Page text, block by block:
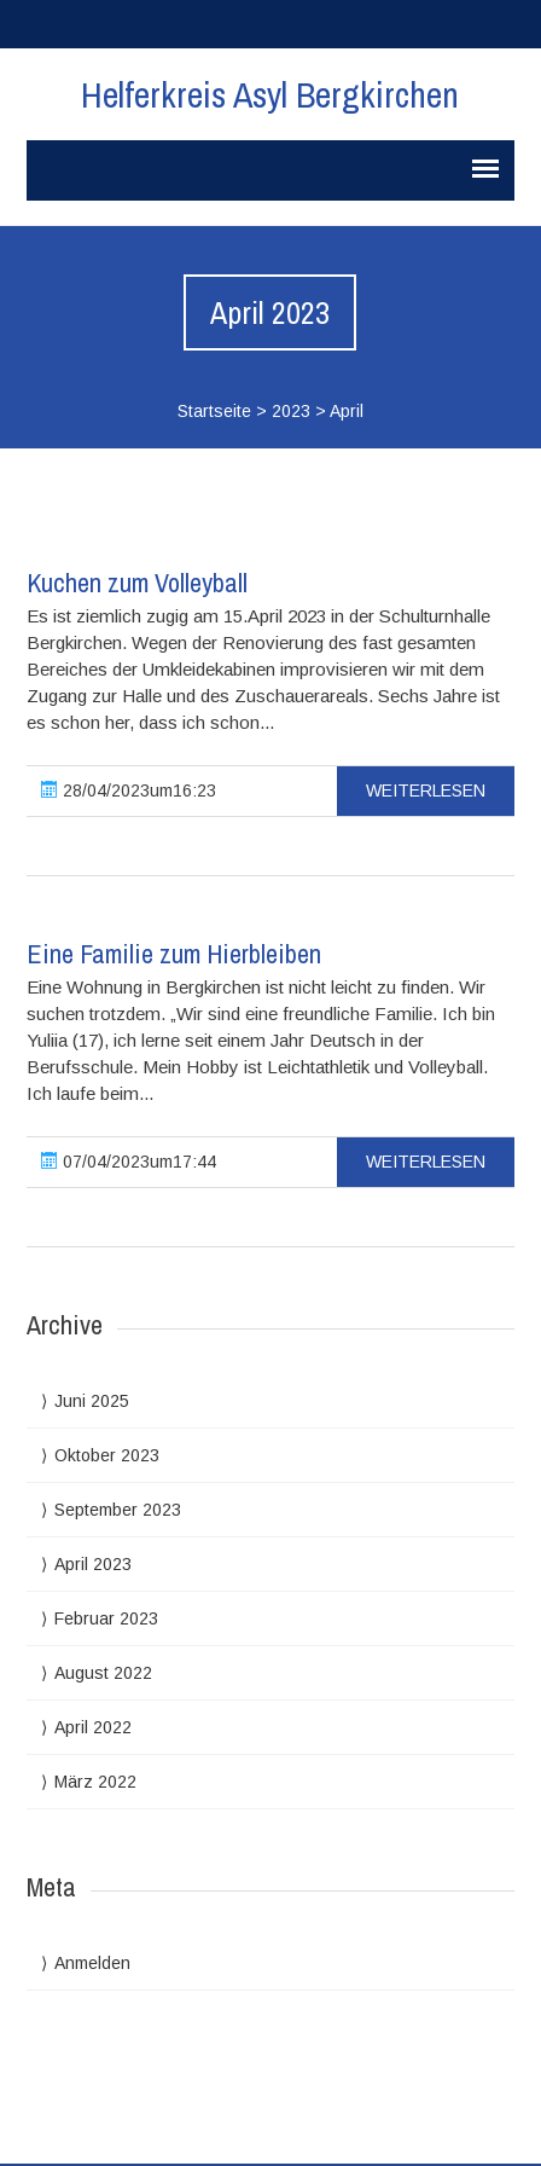
Helferkreis Asyl Bergkirchen
April 2023
Startseite> 2023 > April
Kuchen zum Volleyball
Es ist ziemlich zugig am 15.April 2023 in der Schulturnhalle
Bergkirchen. Wegen der Renovierung des fast gesamten
Bereiches der Umkleidekabinen improvisieren wir mit dem
Zugang zur Halle und des Zuschauerareals. Sechs Jahre ist
es schon her, dass ich schon...
28/04/2023um16:23 WEITERLESEN
Eine Familie zum Hierbleiben
Eine Wohnung in Bergkirchen ist nicht leicht zu finden. Wir
suchen trotzdem. „Wir sind eine freundliche Familie. Ich bin
Yuliia (17), ich lerne seit einem Jahr Deutsch in der
Berufsschule. Mein Hobby ist Leichtathletik und Volleyball.
Ich laufe beim...
07/04/2023um17:44 WEITERLESEN
Archive
Juni 2025
Oktober 2023
September 2023
April 2023
Februar 2023
August 2022
April 2022
März 2022
Meta
Anmelden